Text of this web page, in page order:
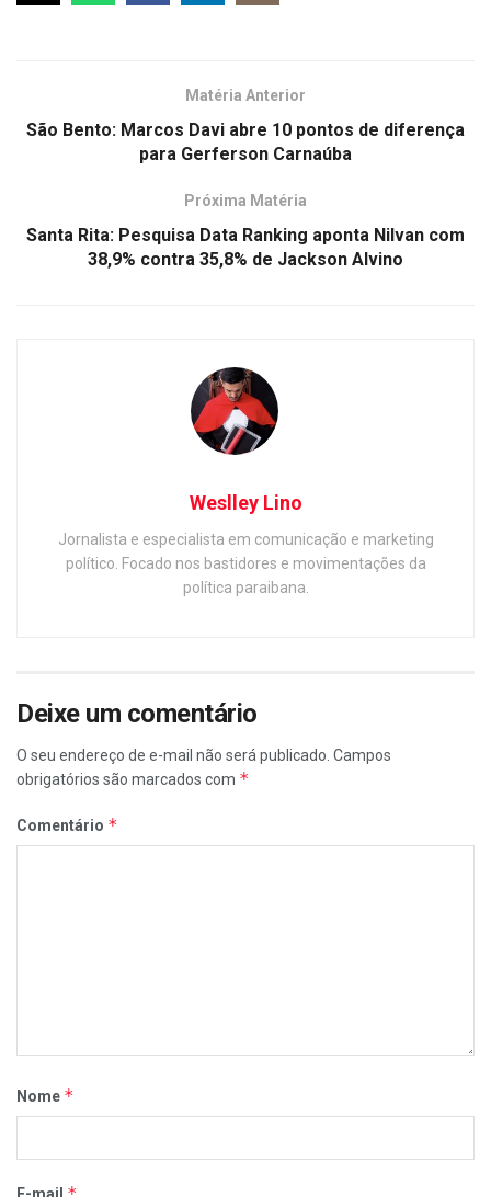
Matéria Anterior
São Bento: Marcos Davi abre 10 pontos de diferença
para Gerferson Carnaúba
Próxima Matéria
Santa Rita: Pesquisa Data Ranking aponta Nilvan com
38,9% contra 35,8% de Jackson Alvino
Weslley Lino
Jornalista e especialista em comunicação e marketing
político. Focado nos bastidores e movimentações da
política paraibana.
Deixe um comentário
O seu endereço de e-mail não será publicado. Campos
obrigatórios são marcados com *
Comentário *
Nome *